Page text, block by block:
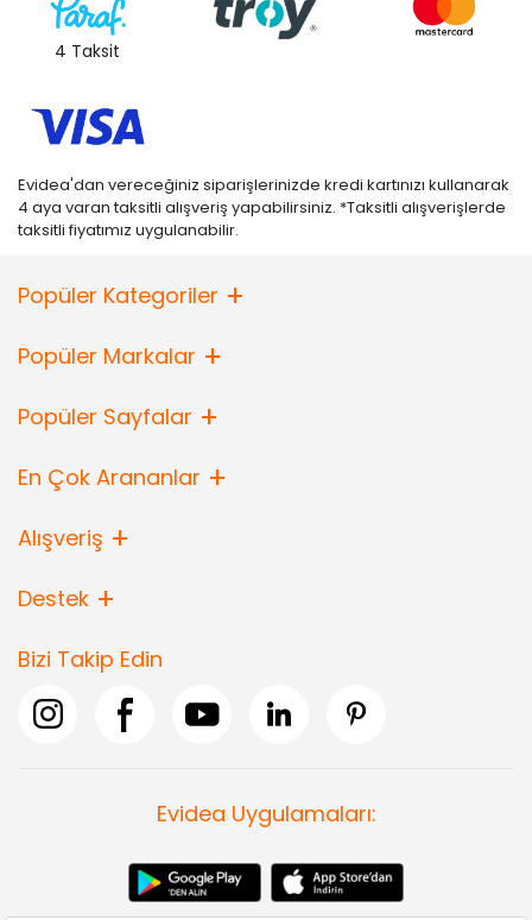
4 Taksit
Evidea'dan vereceğiniz siparişlerinizde kredi kartınızı kullanarak
4 aya varan taksitli alışveriş yapabilirsiniz. *Taksitli alışverişlerde
taksitli fiyatımız uygulanabilir.
Popüler Kategoriler
Popüler Markalar
Popüler Sayfalar
En Çok Arananlar
Alışveriş
Destek
Bizi Takip Edin
Evidea Uygulamaları: